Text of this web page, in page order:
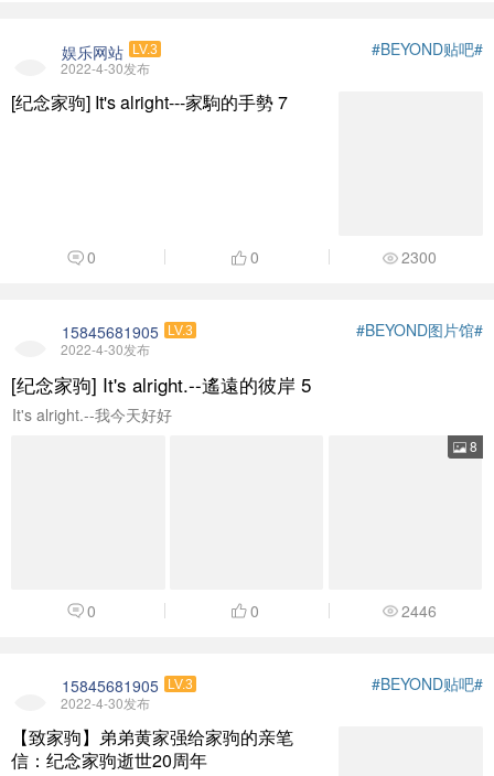
娱乐网站 LV.3
2022-4-30发布
#BEYOND贴吧#
[纪念家驹] It's alright---家駒的手勢 7
0 0 2300
15845681905 LV.3
2022-4-30发布
#BEYOND图片馆#
[纪念家驹] It's alright.--遙遠的彼岸 5
It's alright.--我今天好好
8
0 0 2446
15845681905 LV.3
2022-4-30发布
#BEYOND贴吧#
【致家驹】弟弟黄家强给家驹的亲笔
信：纪念家驹逝世20周年